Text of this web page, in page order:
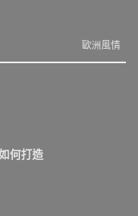
歐洲風情
何打造